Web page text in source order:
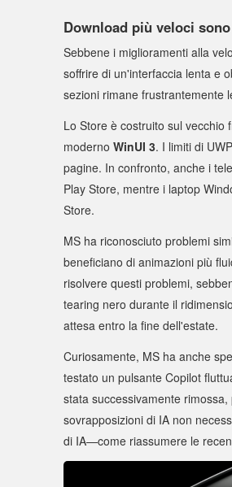
Download più veloci
Sebbene i miglioramenti alla
soffrire di un'interfaccia lenta e
sezioni rimane frustrantemente
Lo Store è costruito sul vecchio
moderno WinUI 3. I limiti di
pagine. In confronto, anche i
Play Store, mentre i laptop
Store.
MS ha riconosciuto problemi
beneficiano di animazioni più
risolvere questi problemi,
tearing nero durante il
attesa entro la fine dell'estate.
Curiosamente, MS ha anche
testato un pulsante Copilot
stata successivamente
sovrapposizioni di IA non
di IA—come riassumere le